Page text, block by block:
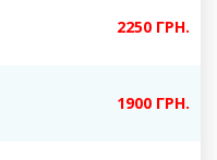
2250 ГРН.
1900 ГРН.